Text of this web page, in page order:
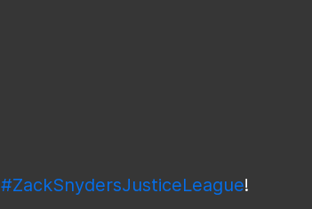
#ZackSnydersJusticeLeague!